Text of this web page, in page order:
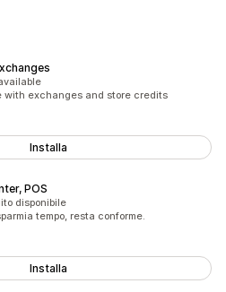
with exchanges and store credits
Installa
POS
disponibile
tempo, resta conforme.
Installa